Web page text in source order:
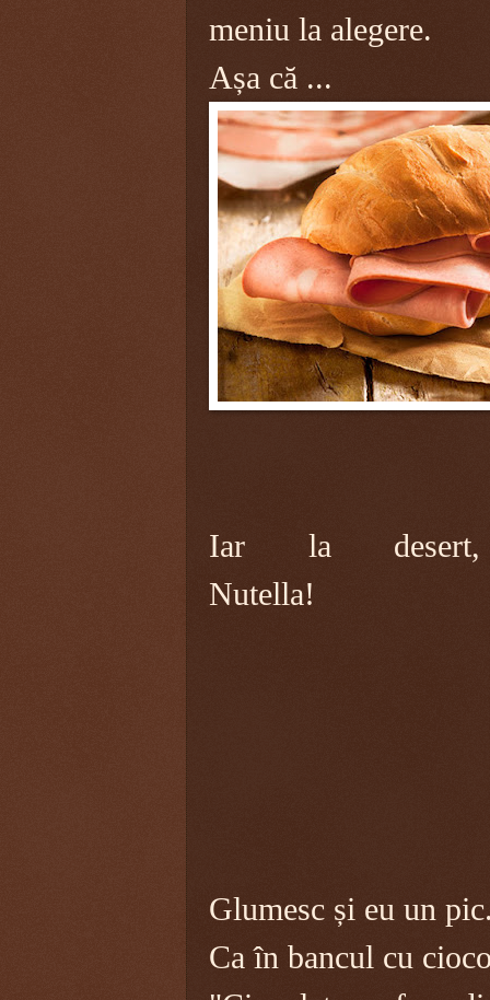
meniu la alegere.
Așa că ...
Iar la desert,
Nutella!
Glumesc și eu un
Ca în bancul cu